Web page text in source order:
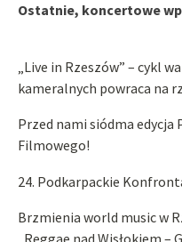
Ostatnie, koncertowe
„Live in Rzeszów” – cykl
kameralnych powraca na
Przed nami siódma edycja
Filmowego!
24. Podkarpackie
Brzmienia world music w